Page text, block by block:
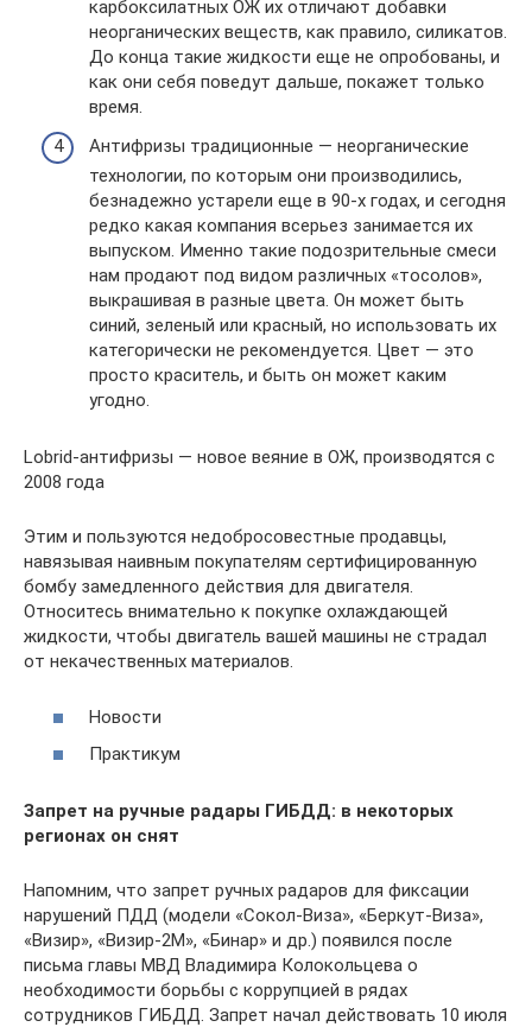
карбоксилатных ОЖ их отличают добавки
неорганических веществ, как правило, силикатов.
До конца такие жидкости еще не опробованы, и
как они себя поведут дальше, покажет только
время.
Антифризы традиционные — неорганические
технологии, по которым они производились,
безнадежно устарели еще в 90-х годах, и сегодня
редко какая компания всерьез занимается их
выпуском. Именно такие подозрительные смеси
нам продают под видом различных «тосолов»,
выкрашивая в разные цвета. Он может быть
синий, зеленый или красный, но использовать их
категорически не рекомендуется. Цвет — это
просто краситель, и быть он может каким
угодно.
Lobrid-антифризы — новое веяние в ОЖ, производятся с
2008 года
Этим и пользуются недобросовестные продавцы,
навязывая наивным покупателям сертифицированную
бомбу замедленного действия для двигателя.
Относитесь внимательно к покупке охлаждающей
жидкости, чтобы двигатель вашей машины не страдал
от некачественных материалов.
Новости
Практикум
Запрет на ручные радары ГИБДД: в некоторых
регионах он снят
Напомним, что запрет ручных радаров для фиксации
нарушений ПДД (модели «Сокол-Виза», «Беркут-Виза»,
«Визир», «Визир-2М», «Бинар» и др.) появился после
письма главы МВД Владимира Колокольцева о
необходимости борьбы с коррупцией в рядах
сотрудников ГИБДД. Запрет начал действовать 10 июля